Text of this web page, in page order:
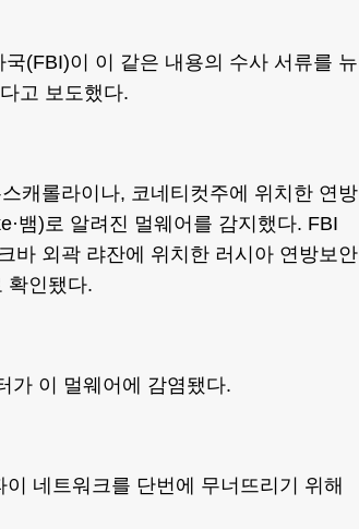
(FBI)이 이 같은 내용의 수사 서류를 뉴
고 보도했다.
캐롤라이나, 코네티컷주에 위치한 연방
뱀)로 알려진 멀웨어를 감지했다. FBI
바 외곽 랴잔에 위치한 러시아 연방보안
확인됐다.
가 이 멀웨어에 감염됐다.
네트워크를 단번에 무너뜨리기 위해